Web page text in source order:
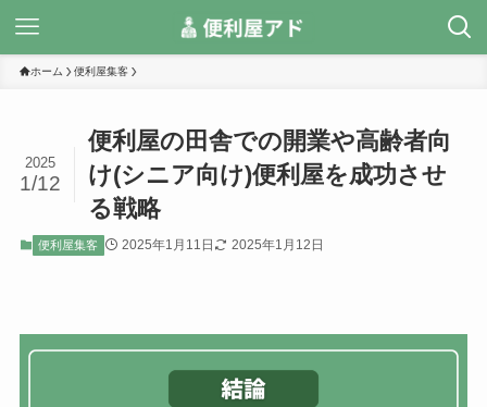
ホーム 便利屋集客
便利屋の田舎での開業や高齢者向
け(シニア向け)便利屋を成功させ
る戦略
2025
1/12
便利屋集客 2025年1月11日 2025年1月12日